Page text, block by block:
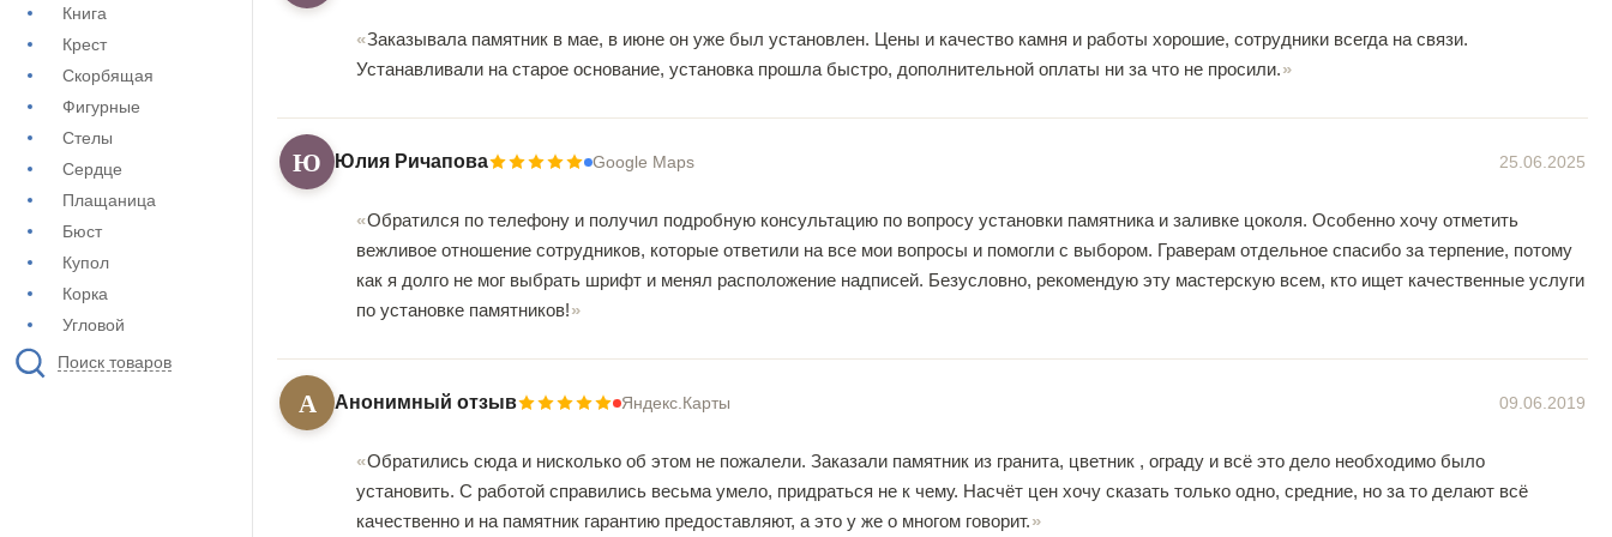
Книга
Крест
Скорбящая
Фигурные
Стелы
Сердце
Плащаница
Бюст
Купол
Корка
Угловой
Поиск товаров
Заказывала памятник в мае, в июне он уже был установлен. Цены и качество камня и работы хорошие, сотрудники всегда на связи.
Устанавливали на старое основание, установка прошла быстро, дополнительной оплаты ни за что не просили.
Ю Юлия Ричапова Google Maps 25.06.2025
Обратился по телефону и получил подробную консультацию по вопросу установки памятника и заливке цоколя. Особенно хочу отметить
вежливое отношение сотрудников, которые ответили на все мои вопросы и помогли с выбором. Граверам отдельное спасибо за терпение, потому
как я долго не мог выбрать шрифт и менял расположение надписей. Безусловно, рекомендую эту мастерскую всем, кто ищет качественные услуги
по установке памятников!
А Анонимный отзыв Яндекс.Карты 09.06.2019
Обратились сюда и нисколько об этом не пожалели. Заказали памятник из гранита, цветник , ограду и всё это дело необходимо было
установить. С работой справились весьма умело, придраться не к чему. Насчёт цен хочу сказать только одно, средние, но за то делают всё
качественно и на памятник гарантию предоставляют, а это у же о многом говорит.